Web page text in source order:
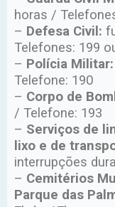
horas /
– Defesa Civil:
Telefones: 199
– Polícia Militar:
Telefone: 190
– Corpo de
/ Telefone: 193
– Serviços de
lixo e de
interrupções
– Cemitérios
Parque das